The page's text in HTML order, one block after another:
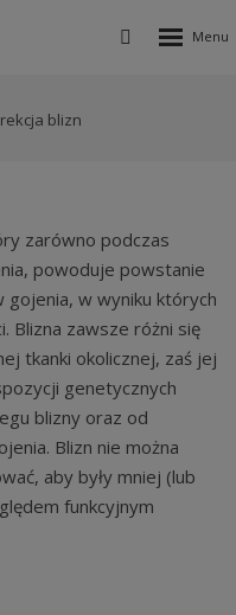
Vyhledávání
Rozbalení
blizn
zarówno podczas
powoduje powstanie
gojenia, w wyniku których
Blizna zawsze różni się
tkanki okolicznej, zaś jej
genetycznych
blizny oraz od
Blizn nie można
aby były mniej (lub
funkcyjnym